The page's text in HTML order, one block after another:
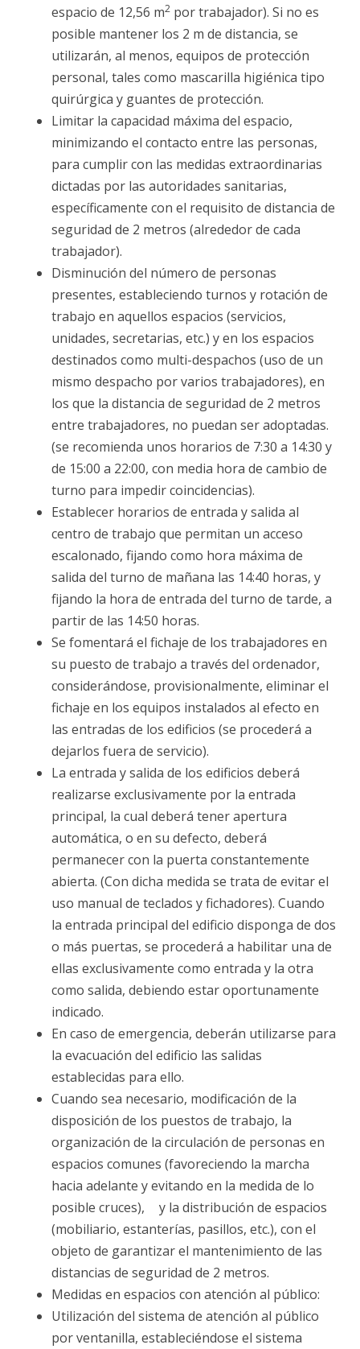
espacio de 12,56 m2 por trabajador). Si no es
posible mantener los 2 m de distancia, se
utilizarán, al menos, equipos de protección
personal, tales como mascarilla higiénica tipo
quirúrgica y guantes de protección.
Limitar la capacidad máxima del espacio,
minimizando el contacto entre las personas,
para cumplir con las medidas extraordinarias
dictadas por las autoridades sanitarias,
específicamente con el requisito de distancia de
seguridad de 2 metros (alrededor de cada
trabajador).
Disminución del número de personas
presentes, estableciendo turnos y rotación de
trabajo en aquellos espacios (servicios,
unidades, secretarias, etc.) y en los espacios
destinados como multi-despachos (uso de un
mismo despacho por varios trabajadores), en
los que la distancia de seguridad de 2 metros
entre trabajadores, no puedan ser adoptadas.
(se recomienda unos horarios de 7:30 a 14:30 y
de 15:00 a 22:00, con media hora de cambio de
turno para impedir coincidencias).
Establecer horarios de entrada y salida al
centro de trabajo que permitan un acceso
escalonado, fijando como hora máxima de
salida del turno de mañana las 14:40 horas, y
fijando la hora de entrada del turno de tarde, a
partir de las 14:50 horas.
Se fomentará el fichaje de los trabajadores en
su puesto de trabajo a través del ordenador,
considerándose, provisionalmente, eliminar el
fichaje en los equipos instalados al efecto en
las entradas de los edificios (se procederá a
dejarlos fuera de servicio).
La entrada y salida de los edificios deberá
realizarse exclusivamente por la entrada
principal, la cual deberá tener apertura
automática, o en su defecto, deberá
permanecer con la puerta constantemente
abierta. (Con dicha medida se trata de evitar el
uso manual de teclados y fichadores). Cuando
la entrada principal del edificio disponga de dos
o más puertas, se procederá a habilitar una de
ellas exclusivamente como entrada y la otra
como salida, debiendo estar oportunamente
indicado.
En caso de emergencia, deberán utilizarse para
la evacuación del edificio las salidas
establecidas para ello.
Cuando sea necesario, modificación de la
disposición de los puestos de trabajo, la
organización de la circulación de personas en
espacios comunes (favoreciendo la marcha
hacia adelante y evitando en la medida de lo
posible cruces), y la distribución de espacios
(mobiliario, estanterías, pasillos, etc.), con el
objeto de garantizar el mantenimiento de las
distancias de seguridad de 2 metros.
Medidas en espacios con atención al público:
Utilización del sistema de atención al público
por ventanilla, estableciéndose el sistema